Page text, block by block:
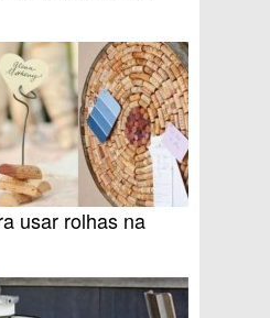
usar rolhas na